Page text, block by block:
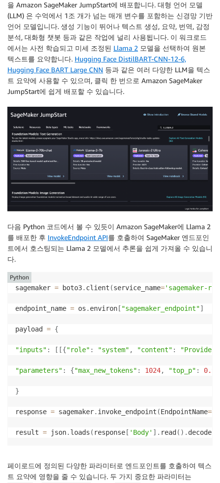
을 Amazon SageMaker JumpStart에 배포합니다. 대형 언어 모델
(LLM) 은 수억에서 1조 개가 넘는 매개 변수를 포함하는 신경망 기반
언어 모델입니다. 생성 기능이 뛰어나 텍스트 생성, 요약, 번역, 감정
분석, 대화형 챗봇 등과 같은 작업에 널리 사용됩니다. 이 워크로드
에서는 사전 학습되고 미세 조정된 Llama 2 모델을 선택하여 원본
텍스트를 요약합니다. Hugging Face DistilBART-CNN-12-6,
Hugging Face BART Large CNN 등과 같은 여러 다양한 LLM을 텍스
트 요약에 사용할 수 있으며, 클릭 한 번으로 Amazon SageMaker
JumpStart에 쉽게 배포할 수 있습니다.
다음 Python 코드에서 볼 수 있듯이 Amazon SageMaker에 Llama 2
를 배포한 후 InvokeEndpoint API를 호출하여 SageMaker 엔드포인
트에서 호스팅되는 Llama 2 모델에서 추론을 쉽게 가져올 수 있습니
다.
sagemaker = boto3. client (service_name='sagemaker-
endpoint_name = os . environ [ "sagemaker_endpoint"]
payload = {
"inputs" : [ [{"role" : "system" , "content" : "Provide
"parameters" : {"max_new_tokens" : 1024, "top_p" : 0.9
}
response = sagemaker. invoke_endpoint (EndpointName=
result = json. loads ( response [ 'Body' ] . read ( ) . decode
Python
페이로드에 정의된 다양한 파라미터로 엔드포인트를 호출하여 텍스
트 요약에 영향을 줄 수 있습니다. 두 가지 중요한 파라미터는